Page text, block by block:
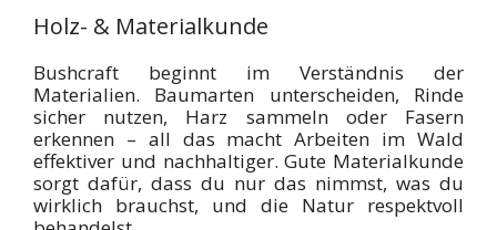
Holz- & Materialkunde
Bushcraft beginnt im Verständnis der
Materialien. Baumarten unterscheiden, Rinde
sicher nutzen, Harz sammeln oder Fasern
erkennen – all das macht Arbeiten im Wald
effektiver und nachhaltiger. Gute Materialkunde
sorgt dafür, dass du nur das nimmst, was du
wirklich brauchst, und die Natur respektvoll